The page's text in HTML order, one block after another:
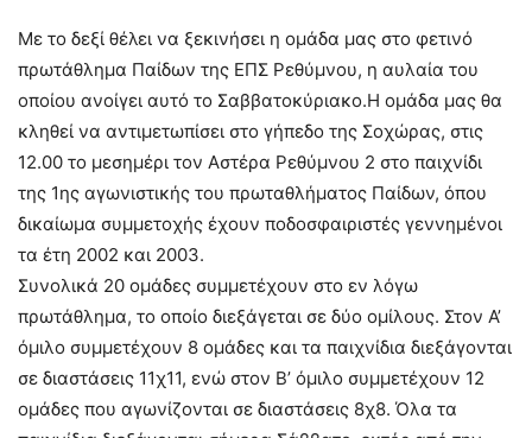
Με το δεξί θέλει να ξεκινήσει η ομάδα μας στο φετινό
πρωτάθλημα Παίδων της ΕΠΣ Ρεθύμνου, η αυλαία του
οποίου ανοίγει αυτό το Σαββατοκύριακο.Η ομάδα μας θα
κληθεί να αντιμετωπίσει στο γήπεδο της Σοχώρας, στις
12.00 το μεσημέρι τον Αστέρα Ρεθύμνου 2 στο παιχνίδι
της 1ης αγωνιστικής του πρωταθλήματος Παίδων, όπου
δικαίωμα συμμετοχής έχουν ποδοσφαιριστές γεννημένοι
τα έτη 2002 και 2003.
Συνολικά 20 ομάδες συμμετέχουν στο εν λόγω
πρωτάθλημα, το οποίο διεξάγεται σε δύο ομίλους. Στον Α’
όμιλο συμμετέχουν 8 ομάδες και τα παιχνίδια διεξάγονται
σε διαστάσεις 11χ11, ενώ στον Β’ όμιλο συμμετέχουν 12
ομάδες που αγωνίζονται σε διαστάσεις 8χ8. Όλα τα